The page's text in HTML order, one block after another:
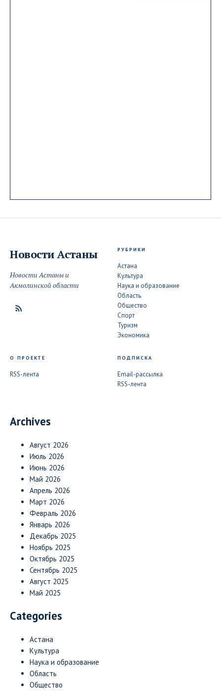
Новости Астаны
Новости Астаны и
Акмолинской области
РУБРИКИ
Астана
Культура
Наука и образование
Область
Общество
Спорт
Туризм
Экономика
О ПРОЕКТЕ
RSS-лента
ПОДПИСКА
Email-рассылка
RSS-лента
Archives
Август 2026
Июль 2026
Июнь 2026
Май 2026
Апрель 2026
Март 2026
Февраль 2026
Январь 2026
Декабрь 2025
Ноябрь 2025
Октябрь 2025
Сентябрь 2025
Август 2025
Май 2025
Categories
Астана
Культура
Наука и образование
Область
Общество